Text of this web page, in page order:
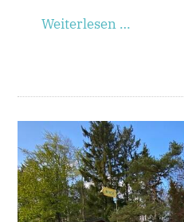
Weiterlesen …